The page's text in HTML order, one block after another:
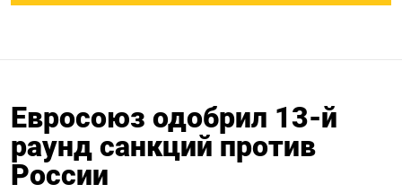
Евросоюз одобрил 13-й
раунд санкций против
России